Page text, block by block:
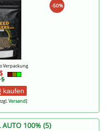
-50%
Verpackung
kaufen
Versand]
100% (5)